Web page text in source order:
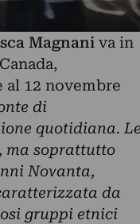
Magnaniva in
12 novembre
di
quotidiana.
ma soprattutto
Novanta,
da
gruppi etnici